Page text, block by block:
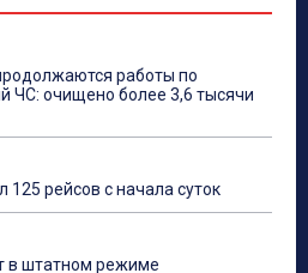
работы по
ЧС: очищено более 3,6 тысячи
рейсов с начала суток
в штатном режиме